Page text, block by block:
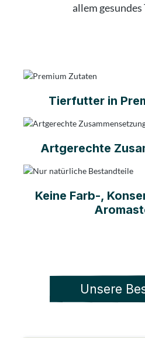
allem
Tierfutter in
Artgerechte
Keine Farb-,
Unsere